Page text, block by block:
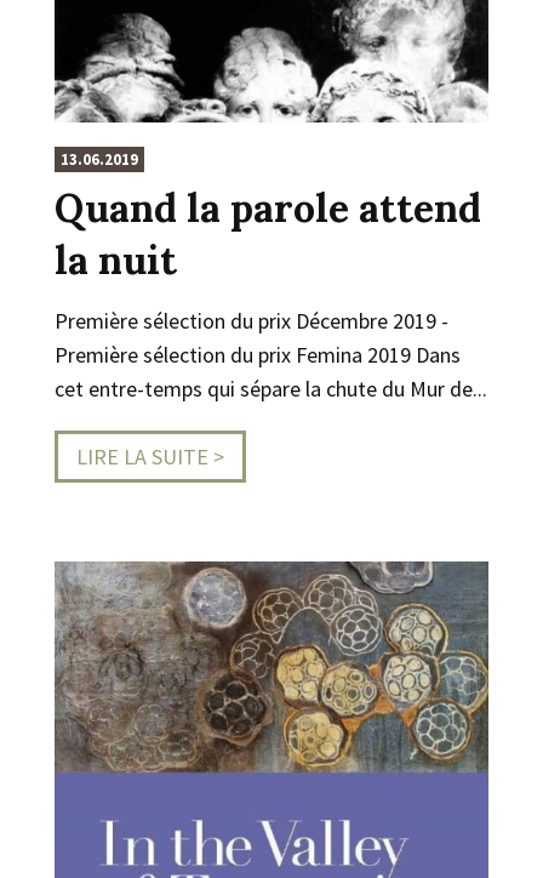
13.06.2019
Quand la parole attend
la nuit
Première sélection du prix Décembre 2019 -
Première sélection du prix Femina 2019 Dans
cet entre-temps qui sépare la chute du Mur de...
LIRE LA SUITE >